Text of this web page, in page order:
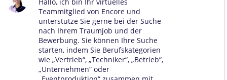
© 2026 Alle Rechte vorbehalten. Alle Marken Dritter bleiben
Eigentum der jeweiligen Inhaber. Alle qualifizierten Bewerber
werden ohne Rücksicht auf Rasse, Hautfarbe, Geschlecht, sexuelle
Orientierung, Geschlechtsidentität, Religion, nationale Herkunft,
Behinderung, Veteranenstatus, Alter, Familienstand,